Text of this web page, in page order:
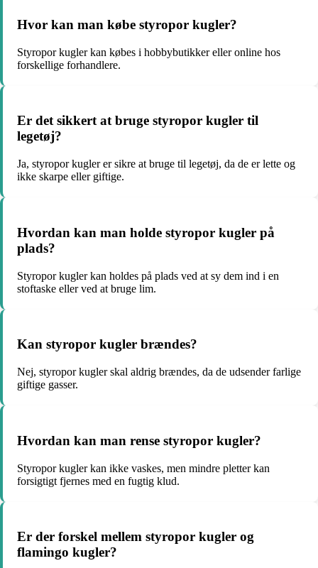
Hvor kan man købe styropor kugler?
Styropor kugler kan købes i hobbybutikker eller online hos
forskellige forhandlere.
Er det sikkert at bruge styropor kugler til
legetøj?
Ja, styropor kugler er sikre at bruge til legetøj, da de er lette og
ikke skarpe eller giftige.
Hvordan kan man holde styropor kugler på
plads?
Styropor kugler kan holdes på plads ved at sy dem ind i en
stoftaske eller ved at bruge lim.
Kan styropor kugler brændes?
Nej, styropor kugler skal aldrig brændes, da de udsender farlige
giftige gasser.
Hvordan kan man rense styropor kugler?
Styropor kugler kan ikke vaskes, men mindre pletter kan
forsigtigt fjernes med en fugtig klud.
Er der forskel mellem styropor kugler og
flamingo kugler?